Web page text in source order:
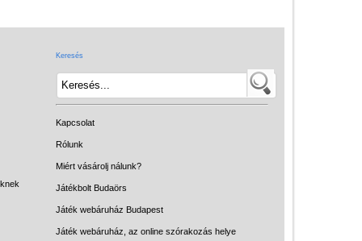
Keresés
Kapcsolat
Rólunk
Miért vásárolj nálunk?
Játékbolt Budaörs
Játék webáruház Budapest
Játék webáruház, az online szórakozás helye
Intelligens gyurma
Licenszes TOP